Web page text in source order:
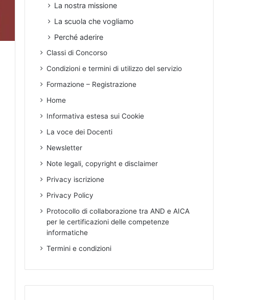
La nostra missione
La scuola che vogliamo
Perché aderire
Classi di Concorso
Condizioni e termini di utilizzo del servizio
Formazione – Registrazione
Home
Informativa estesa sui Cookie
La voce dei Docenti
Newsletter
Note legali, copyright e disclaimer
Privacy iscrizione
Privacy Policy
Protocollo di collaborazione tra AND e AICA
per le certificazioni delle competenze
informatiche
Termini e condizioni